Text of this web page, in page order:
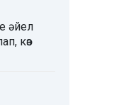
әйел
көз